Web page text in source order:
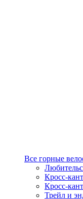
Все горные
Кросс-
Кросс-
Трейл и